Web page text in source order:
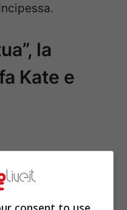
la
Kate e